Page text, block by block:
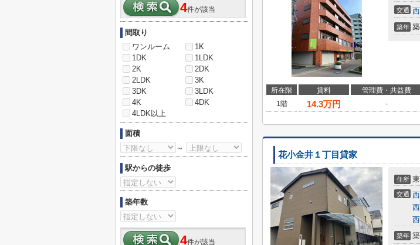
交通
築年
所在階 賃料 管理費・共益費
1階
14.3万円 -
花小金井１丁目貸家
住所
交通
築年
4件が該当
間取り
ワンルーム
1K
1DK
1LDK
2K
2DK
2LDK
3K
3DK
3LDK
4K
4DK
4LDK以上
面積
～
駅からの徒歩
築年数
4件が該当